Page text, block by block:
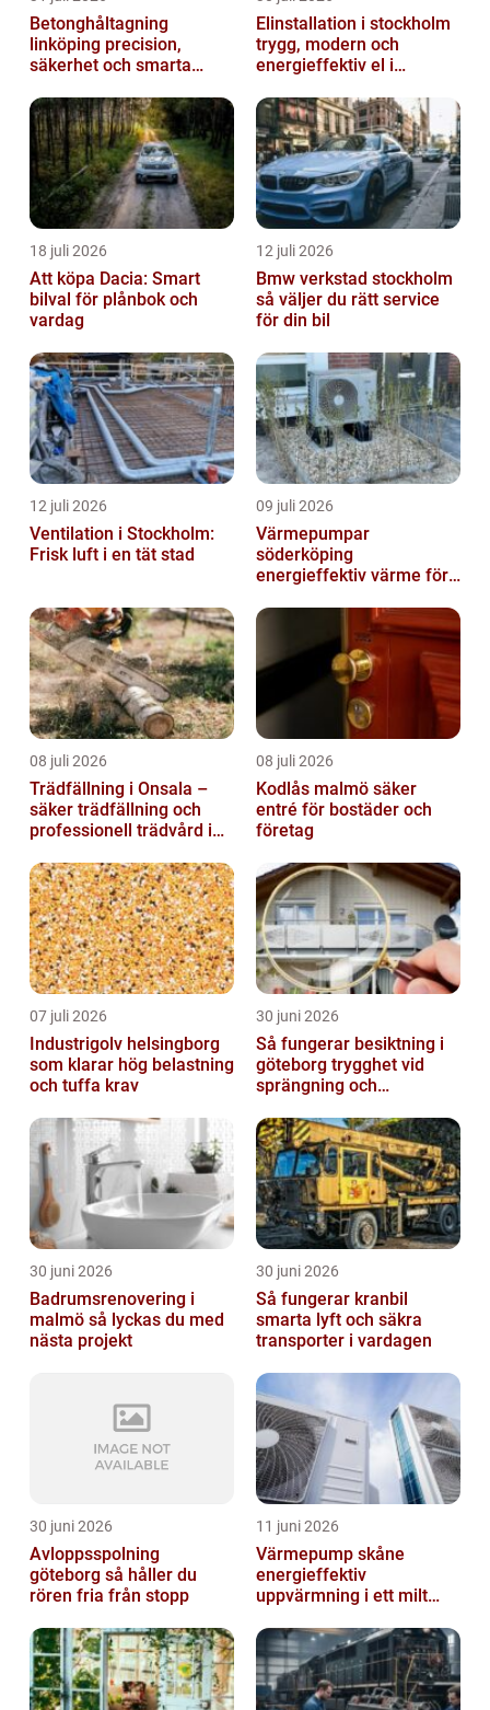
Betonghåltagning
linköping precision,
säkerhet och smarta
Elinstallation i stockholm
trygg, modern och
energieffektiv el i
18 juli 2026
Att köpa Dacia: Smart
bilval för plånbok och
vardag
12 juli 2026
Bmw verkstad stockholm
så väljer du rätt service
för din bil
12 juli 2026
Ventilation i Stockholm:
Frisk luft i en tät stad
09 juli 2026
Värmepumpar
söderköping
energieffektiv värme för
08 juli 2026
Trädfällning i Onsala –
säker trädfällning och
professionell trädvård i
08 juli 2026
Kodlås malmö säker
entré för bostäder och
företag
07 juli 2026
Industrigolv helsingborg
som klarar hög belastning
och tuffa krav
30 juni 2026
Så fungerar besiktning i
göteborg trygghet vid
sprängning och
30 juni 2026
Badrumsrenovering i
malmö så lyckas du med
nästa projekt
30 juni 2026
Så fungerar kranbil
smarta lyft och säkra
transporter i vardagen
30 juni 2026
Avloppsspolning
göteborg så håller du
rören fria från stopp
11 juni 2026
Värmepump skåne
energieffektiv
uppvärmning i ett milt